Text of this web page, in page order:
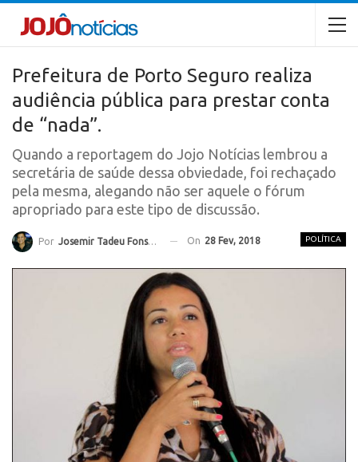
Prefeitura de Porto Seguro realiza
audiência pública para prestar conta
de “nada”.
Quando a reportagem do Jojo Notícias lembrou a
secretária de saúde dessa obviedade, foi rechaçado
pela mesma, alegando não ser aquele o fórum
apropriado para este tipo de discussão.
POLÍTICA
Por Josemir Tadeu Fonseca On 28 Fev, 2018